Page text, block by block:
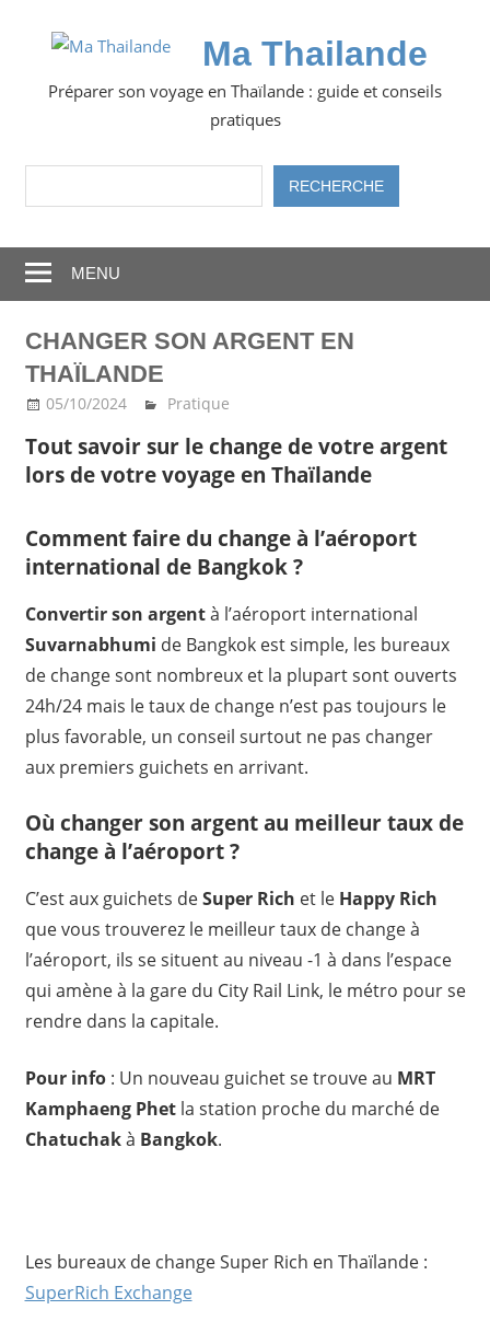
Ma Thailande
Préparer son voyage en Thaïlande : guide et conseils
pratiques
RechercherRECHERCHE
MENU
CHANGER SON ARGENT EN
THAÏLANDE
05/10/2024 Ma Thailande
Pratique
Tout savoir sur le change de votre argent
lors de votre voyage en Thaïlande
Comment faire du change à l’aéroport
international de Bangkok ?
Convertir son argentà l’aéroport international
Suvarnabhumi de Bangkok est simple, les bureaux
de change sont nombreux et la plupart sont ouverts
24h/24 mais le taux de change n’est pas toujours le
plus favorable, un conseil surtout ne pas changer
aux premiers guichets en arrivant.
Où changer son argent au meilleur taux de
change à l’aéroport ?
C’est aux guichets deSuper Rich et le Happy Rich
que vous trouverez le meilleur taux de change à
l’aéroport, ils se situent au niveau -1 à dans l’espace
qui amène à la gare du City Rail Link, le métro pour se
rendre dans la capitale.
Pour info: Un nouveau guichet se trouve au MRT
Kamphaeng Phetla station proche du marché de
Chatuchakà Bangkok.
Les bureaux de change Super Rich en Thaïlande :
SuperRich Exchange